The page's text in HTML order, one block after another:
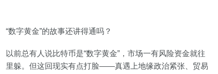
“数字黄金”的故事还讲得通吗？
以前总有人说比特币是“数字黄金”，市场一有风险资金就往
里躲。但这回现实有点打脸——真遇上地缘政治紧张、贸易